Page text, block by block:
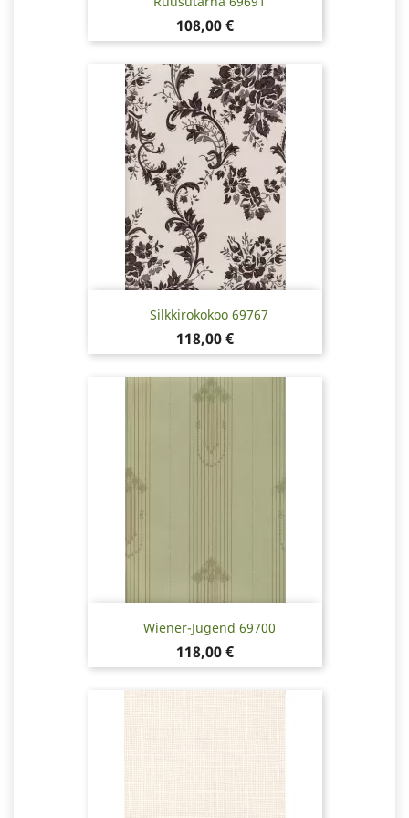
Hinta
108,00 €
Silkkirokokoo 69767
Hinta
118,00 €
Wiener-Jugend 69700
Hinta
118,00 €